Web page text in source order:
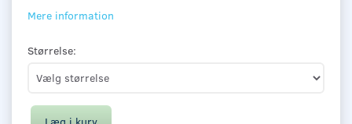
Mere information
Størrelse: